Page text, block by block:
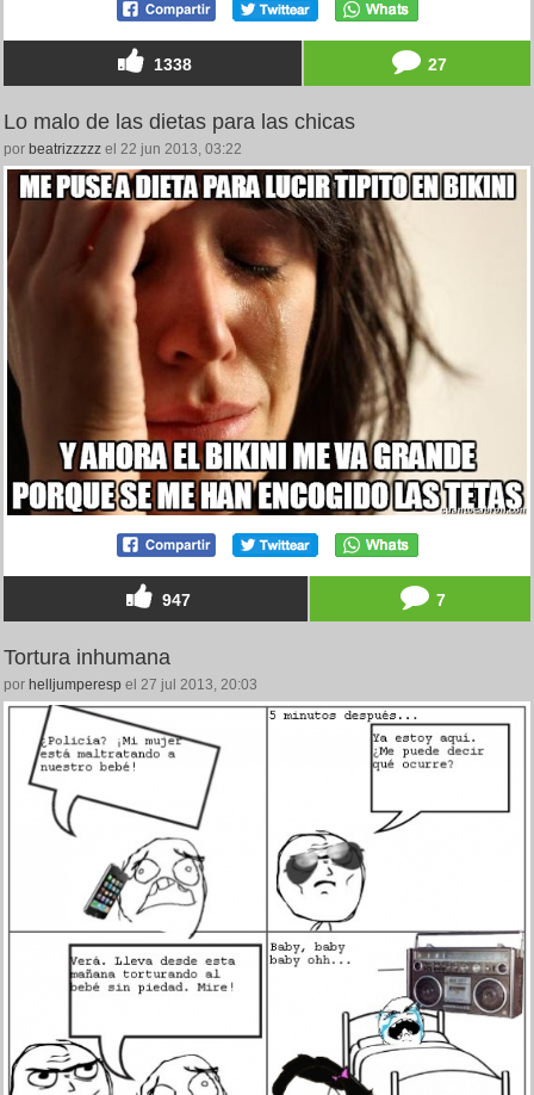
1338 27
Lo malo de las dietas para las chicas
por beatrizzzzz el 22 jun 2013, 03:22
947 7
Tortura inhumana
por helljumperesp el 27 jul 2013, 20:03